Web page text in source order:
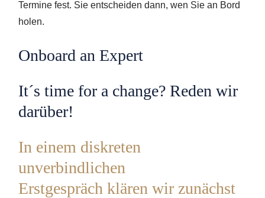
Termine fest. Sie entscheiden dann, wen Sie an Bord
holen.
Onboard an Expert
It´s time for a change? Reden wir
darüber!
In einem diskreten
unverbindlichen
Erstgespräch klären wir zunächst